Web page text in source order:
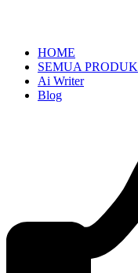
HOME
SEMUA PRODUK
Ai Writer
Blog